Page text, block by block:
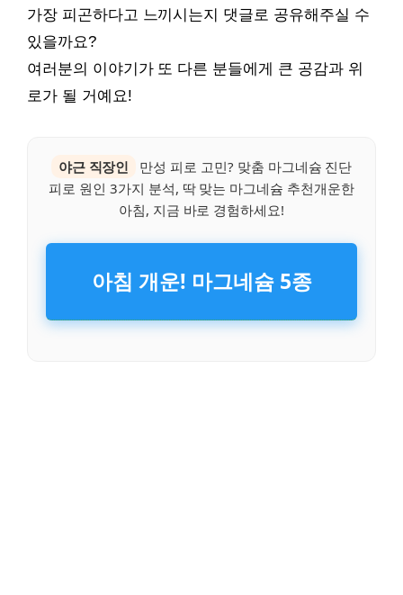
가장 피곤하다고 느끼시는지 댓글로 공유해주실 수
있을까요?
여러분의 이야기가 또 다른 분들에게 큰 공감과 위
로가 될 거예요!
야근 직장인
만성 피로 고민? 맞춤 마그네슘 진단
피로 원인 3가지 분석, 딱 맞는 마그네슘 추천개운한
아침, 지금 바로 경험하세요!
아침 개운! 마그네슘 5종